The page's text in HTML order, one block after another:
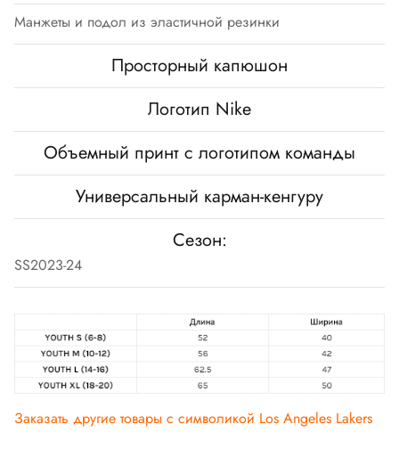
Манжеты и подол из эластичной резинки
Просторный капюшон
Логотип Nike
Объемный принт с логотипом команды
Универсальный карман-кенгуру
Сезон:
SS2023-24
Заказать другие товары с символикой Los Angeles Lakers